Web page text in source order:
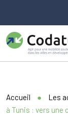
Accueil ● Les
à Tunis : vers une
Panneau de